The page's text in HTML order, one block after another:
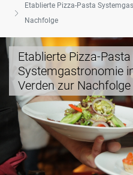
Etablierte Pizza-Pasta
Nachfolge
Etablierte Pizza-Pasta
Systemgastronomie
Verden zur Nachfolge